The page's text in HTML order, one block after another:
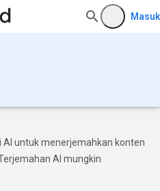
Masuk
untuk menerjemahkan konten
AI mungkin